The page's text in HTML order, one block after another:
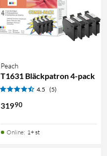
Peach
T1631 Bläckpatron 4-pack
4.5 (5)
31990
Online: 1+ st